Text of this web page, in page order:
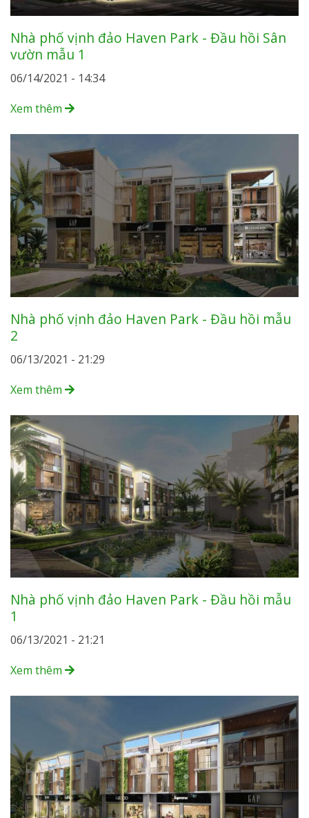
Nhà phố vịnh đảo Haven Park - Đầu hồi Sân
vườn mẫu 1
06/14/2021 - 14:34
Xem thêm
Nhà phố vịnh đảo Haven Park - Đầu hồi mẫu
2
06/13/2021 - 21:29
Xem thêm
Nhà phố vịnh đảo Haven Park - Đầu hồi mẫu
1
06/13/2021 - 21:21
Xem thêm